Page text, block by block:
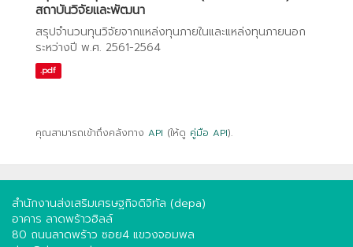
สถาบันวิจัยและพัฒนา
สรุปจำนวนทุนวิจัยจากแหล่งทุนภายในและแหล่งทุนภายนอก
ระหว่างปี พ.ศ. 2561-2564
.pdf
คุณสามารถเข้าถึงคลังทาง API (ให้ดู คู่มือ API).
สำนักงานส่งเสริมเศรษฐกิจดิจิทัล (depa)
อาคาร ลาดพร้าวฮิลล์
80 ถนนลาดพร้าว ซอย4 แขวงจอมพล